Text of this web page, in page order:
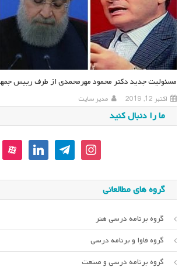
مسئولیت جدید دکتر محمود مهرمحمدی از طرف رییس
اکتبر 12, 2019 مدیر سایت
ما را دنبال کنید
instagram
telegram
linkedin
aparat
گروه های مطالعاتی
گروه برنامه درسی هنر
گروه فاوا و برنامه درسی
گروه برنامه درسی و صنعت